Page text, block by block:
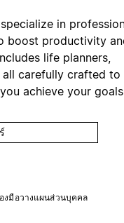
in
boost productivity
life planners,
all carefully crafted to
achieve your
องมือวางแผนส่วนบุคคล